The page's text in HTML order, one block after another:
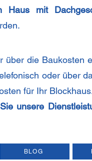
Haus mit
die Baukosten
oder über
für Ihr
unsere
BLOG